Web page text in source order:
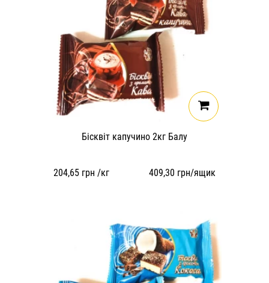
Бісквіт капучино 2кг Балу
204,65 грн /кг 409,30 грн/ящик